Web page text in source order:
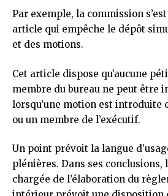
Par exemple, la commission
article qui empêche le dépôt
et des motions.
Cet article dispose qu’aucune
membre du bureau ne peut être
lorsqu’une motion est introduite
ou un membre de l’exécutif.
Un point prévoit la langue
plénières. Dans ses conclusions,
chargée de l’élaboration du